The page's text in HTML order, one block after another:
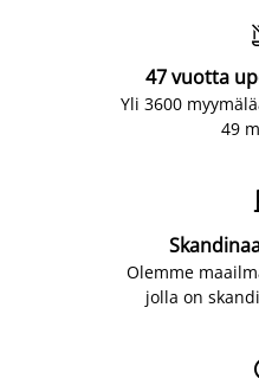
47 vuotta
Yli 3600
49
Olemme
jolla on